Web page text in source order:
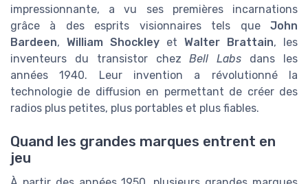
impressionnante, a vu ses premières incarnations
grâce à des esprits visionnaires tels que John
Bardeen, William Shockley et Walter Brattain, les
inventeurs du transistor chezBell Labs dans les
années 1940. Leur invention a révolutionné la
technologie de diffusion en permettant de créer des
radios plus petites, plus portables et plus fiables.
Quand les grandes marques entrent en
jeu